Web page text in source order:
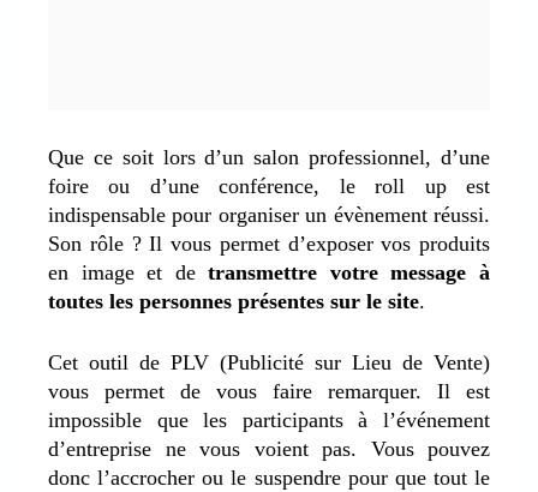
Que ce soit lors d’un salon professionnel, d’une
foire ou d’une conférence, le roll up est
indispensable pour organiser un évènement réussi.
Son rôle ? Il vous permet d’exposer vos produits
en image et detransmettre votre message à
toutes les personnes présentes sur le site.
Cet outil de PLV (Publicité sur Lieu de Vente)
vous permet de vous faire remarquer. Il est
impossible que les participants à l’événement
d’entreprise ne vous voient pas. Vous pouvez
donc l’accrocher ou le suspendre pour que tout le